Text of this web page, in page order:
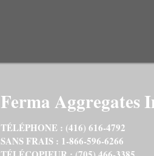
Ferma Aggregates
TÉLÉPHONE : (416) 616-4792
SANS FRAIS : 1-866-596-6266